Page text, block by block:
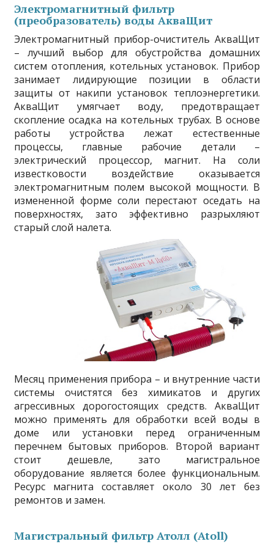
Электромагнитный фильтр
(преобразователь) воды АкваЩит
Электромагнитный прибор-очиститель АкваЩит
– лучший выбор для обустройства домашних
систем отопления, котельных установок. Прибор
занимает лидирующие позиции в области
защиты от накипи установок теплоэнергетики.
АкваЩит умягчает воду, предотвращает
скопление осадка на котельных трубах. В основе
работы устройства лежат естественные
процессы, главные рабочие детали –
электрический процессор, магнит. На соли
известковости воздействие оказывается
электромагнитным полем высокой мощности. В
измененной форме соли перестают оседать на
поверхностях, зато эффективно разрыхляют
старый слой налета.
Месяц применения прибора – и внутренние части
системы очистятся без химикатов и других
агрессивных дорогостоящих средств. АкваЩит
можно применять для обработки всей воды в
доме или установки перед ограниченным
перечнем бытовых приборов. Второй вариант
стоит дешевле, зато магистральное
оборудование является более функциональным.
Ресурс магнита составляет около 30 лет без
ремонтов и замен.
Магистральный фильтр Атолл (Atoll)